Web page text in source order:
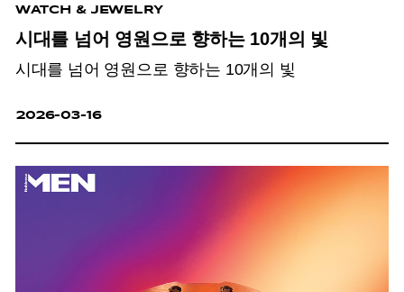
WATCH & JEWELRY
시대를 넘어 영원으로 향하는 10개의 빛
시대를 넘어 영원으로 향하는 10개의 빛
2026-03-16